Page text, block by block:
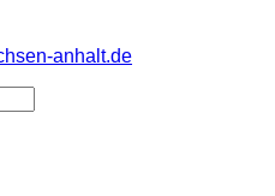
anhalt.de